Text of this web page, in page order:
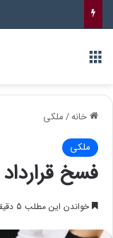
خانه/ملکی
ملکی
فسخ
خواندن این مطلب 5 دقیقه زمان میبرد